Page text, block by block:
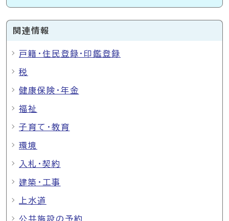
関連情報
戸籍・住民登録・印鑑登録
税
健康保険・年金
福祉
子育て・教育
環境
入札・契約
建築・工事
上水道
公共施設の予約